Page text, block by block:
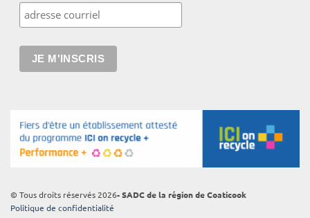
© Tous droits réservés 2026- SADC de la région de Coaticook
Politique de confidentialité